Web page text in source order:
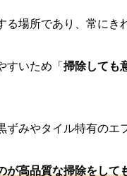
場所であり、常にき
すいため「掃除しても
ずみやタイル特有のエ
が高品質な掃除をして